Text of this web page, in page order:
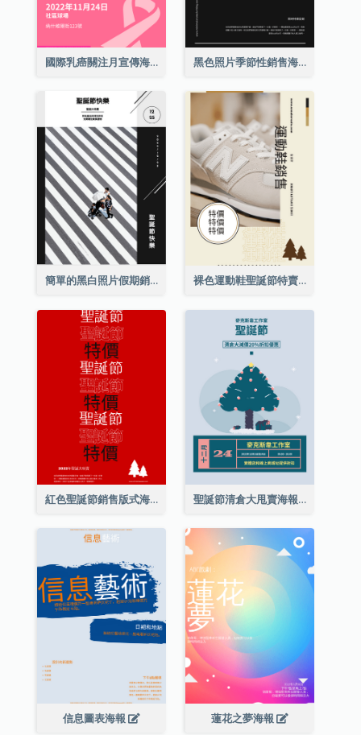
國際乳癌關注月宣傳海報 黑色照片季節性銷售海報
簡單的黑白照片假期銷售海報 裸色運動鞋聖誕節特賣海報
紅色聖誕節銷售版式海報 聖誕節清倉大甩賣海報
信息圖表海報 蓮花之夢海報